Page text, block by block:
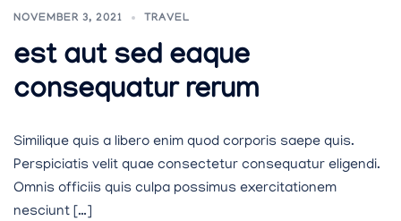
NOVEMBER 3, 2021 TRAVEL
est aut sed eaque
consequatur rerum
Similique quis a libero enim quod corporis saepe quis.
Perspiciatis velit quae consectetur consequatur eligendi.
Omnis officiis quis culpa possimus exercitationem
nesciunt […]